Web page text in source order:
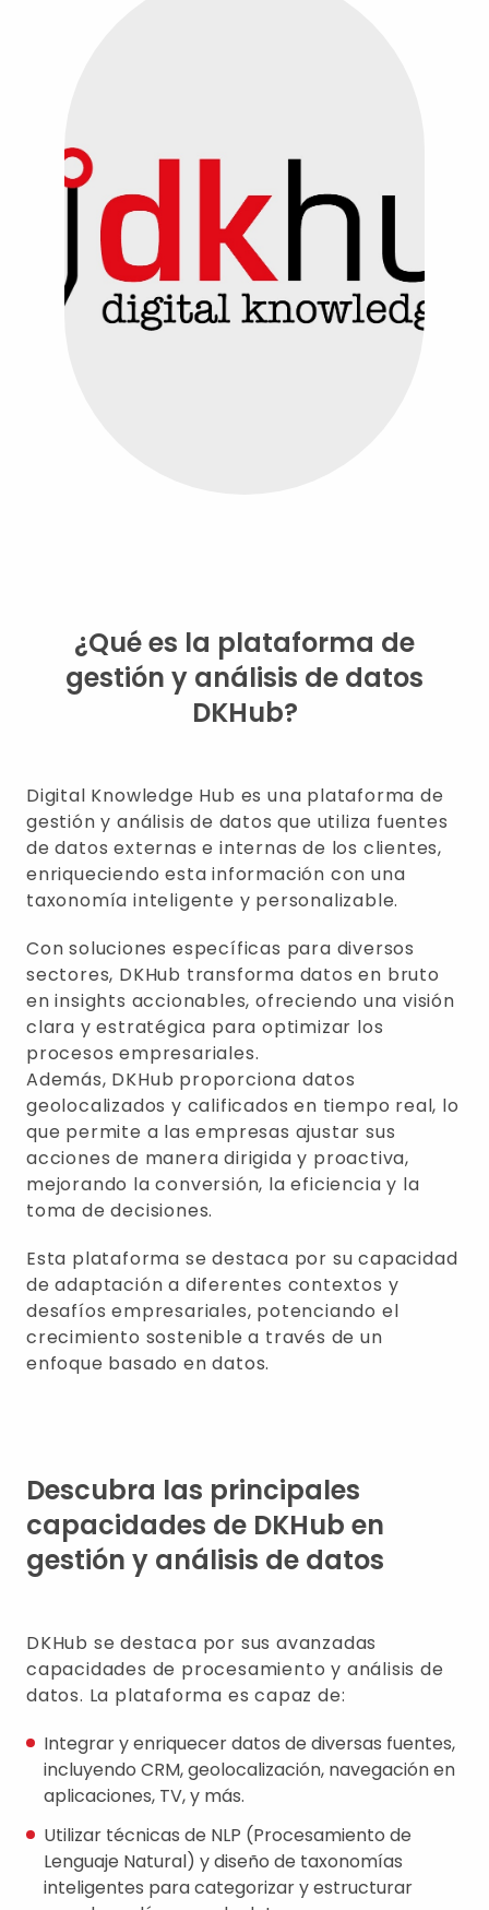
¿Qué es la plataforma de
gestión y análisis de datos
DKHub?
Digital Knowledge Hub es una plataforma de
gestión y análisis de datos que utiliza fuentes
de datos externas e internas de los clientes,
enriqueciendo esta información con una
taxonomía inteligente y personalizable.
Con soluciones específicas para diversos
sectores, DKHub transforma datos en bruto
en insights accionables, ofreciendo una visión
clara y estratégica para optimizar los
procesos empresariales.
Además, DKHub proporciona datos
geolocalizados y calificados en tiempo real, lo
que permite a las empresas ajustar sus
acciones de manera dirigida y proactiva,
mejorando la conversión, la eficiencia y la
toma de decisiones.
Esta plataforma se destaca por su capacidad
de adaptación a diferentes contextos y
desafíos empresariales, potenciando el
crecimiento sostenible a través de un
enfoque basado en datos.
Descubra las principales
capacidades de DKHub en
gestión y análisis de datos
DKHub se destaca por sus avanzadas
capacidades de procesamiento y análisis de
datos. La plataforma es capaz de:
Integrar y enriquecer datos de diversas fuentes,
incluyendo CRM, geolocalización, navegación en
aplicaciones, TV, y más.
Utilizar técnicas de NLP (Procesamiento de
Lenguaje Natural) y diseño de taxonomías
inteligentes para categorizar y estructurar